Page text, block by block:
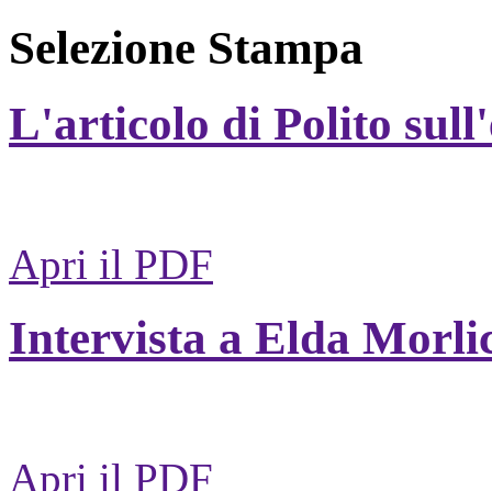
Selezione Stampa
L'articolo di Polito
Apri il PDF
Intervista a Elda
Apri il PDF